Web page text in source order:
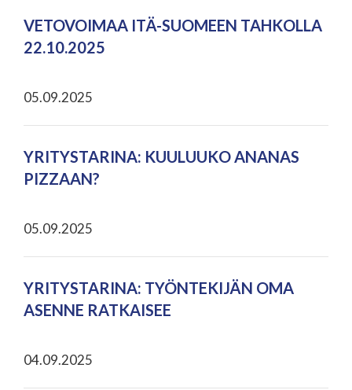
VETOVOIMAA ITÄ-SUOMEEN TAHKOLLA
22.10.2025
05.09.2025
YRITYSTARINA: KUULUUKO ANANAS
PIZZAAN?
05.09.2025
YRITYSTARINA: TYÖNTEKIJÄN OMA
ASENNE RATKAISEE
04.09.2025